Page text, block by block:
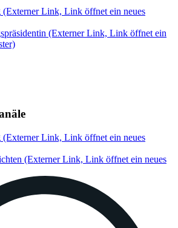
(Externer Link, Link öffnet ein neues
(Externer Link, Link öffnet ein
(Externer Link, Link öffnet ein neues
(Externer Link, Link öffnet ein neues